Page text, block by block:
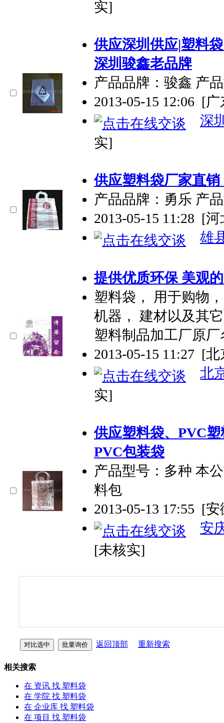
实]
供应深圳供应|塑料袋
深圳骏鑫老品牌
产品品牌：骏鑫 产
2013-05-15 12:06 [广
深
实]
供应塑料袋厂家直销
产品品牌：勇乐 产
2013-05-15 11:28 [河
雄
提供优质环保 美观
塑料袋 ， 用于购物
机器， 建材以及其
塑料制品加工厂原厂
2013-05-15 11:27 [北
北
实]
供应塑料袋、PVC塑
PVC包装袋
产品型号：多种 本
料包
2013-05-13 17:55 [安
安
[未核实]
返回顶部 重新搜索
相关搜索
在 资讯 找 塑料袋
在 学院 找 塑料袋
在 企业库 找 塑料袋
在 项目 找 塑料袋